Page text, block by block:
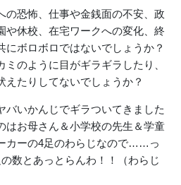
の恐怖、仕事や金銭面の不安、政
や休校、在宅ワークへの変化、終
にボロボロではないでしょうか？
のように目がギラギラしたり、
えたりしてないでしょうか？
バいかんじでギラついてきました
はお母さん＆小学校の先生＆学童
カーの4足のわらじなので……っ
数とあっとらんわ！！（わらじ